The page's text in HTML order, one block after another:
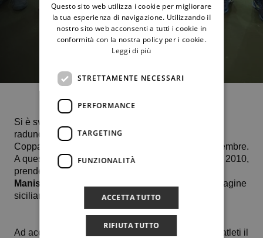
Si è svolto questa mattina presso il Cus Uni Me un
raduno propedeutico in vista della prima fase della
Coppa d’Inverno prevista a Vicenza dal 6 all’8 dicembre.
A questa competizione, riservata ai nati nel 2009 – 2010,
prenderanno parte anche
Maniscalco
. Capitani della compagine
siciliana i maestri Nico De Simone e Gino Visalli.
Ad accompagnare quest’oggi a Messina i nostri 3 atleti il
Questo sito web utilizza i cookie per migliorare
la tua esperienza di navigazione. Utilizzando il
nostro sito web acconsenti a tutti i cookie in
conformità con la nostra policy per i cookie.
Leggi di più
STRETTAMENTE NECESSARI
PERFORMANCE
TARGETING
FUNZIONALITÀ
ACCETTA TUTTO
RIFIUTA TUTTO